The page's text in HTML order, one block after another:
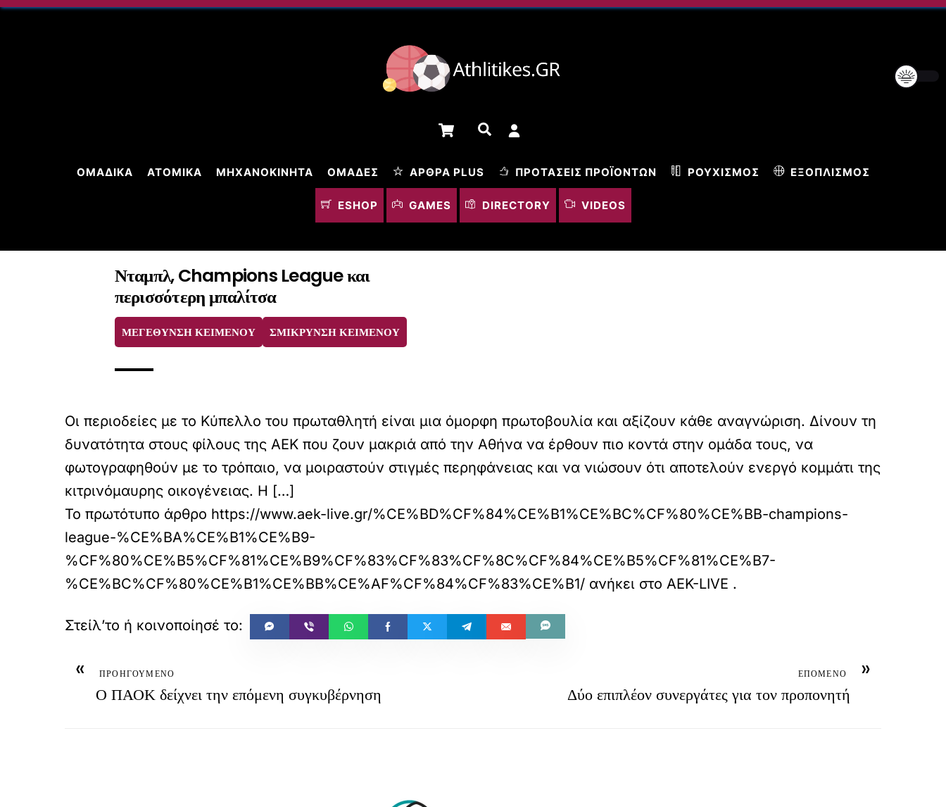
Skip
Cart Αναζήτηση
ΟΜΑΔΙΚΆ ΑΤΟΜΙΚΆ ΜΗΧΑΝΟΚΊΝΗΤΑ ΟΜΆΔΕΣ ΆΡΘΡΑ PLUS ΠΡΟΤΆΣΕΙΣ ΠΡΟΪΌΝΤΩΝ ΡΟΥΧΙΣΜΌΣ ΕΞΟΠΛΙΣΜΌΣ
ESHOP GAMES DIRECTORY VIDEOS
Νταμπλ, Champions League και
περισσότερη μπαλίτσα
ΜΕΓΕΘΥΝΣΗ ΚΕΙΜΕΝΟΥ ΣΜΙΚΡΥΝΣΗ ΚΕΙΜΕΝΟΥ
Οι περιοδείες με το Κύπελλο του πρωταθλητή είναι μια όμορφη πρωτοβουλία και αξίζουν κάθε αναγνώριση. Δίνουν τη
δυνατότητα στους φίλους της ΑΕΚ που ζουν μακριά από την Αθήνα να έρθουν πιο κοντά στην ομάδα τους, να
φωτογραφηθούν με το τρόπαιο, να μοιραστούν στιγμές περηφάνειας και να νιώσουν ότι αποτελούν ενεργό κομμάτι της
κιτρινόμαυρης οικογένειας. Η […]
Το πρωτότυπο άρθρο https://www.aek-live.gr/%CE%BD%CF%84%CE%B1%CE%BC%CF%80%CE%BB-champions-
league-%CE%BA%CE%B1%CE%B9-
%CF%80%CE%B5%CF%81%CE%B9%CF%83%CF%83%CF%8C%CF%84%CE%B5%CF%81%CE%B7-
%CE%BC%CF%80%CE%B1%CE%BB%CE%AF%CF%84%CF%83%CE%B1/ ανήκει στο AEK-LIVE .
« ΠΡΟΗΓΟΥΜΕΝΟ
Ο ΠΑΟΚ δείχνει την επόμενη συγκυβέρνηση
»
ΕΠΟΜΕΝΟ
Δύο επιπλέον συνεργάτες για τον προπονητή